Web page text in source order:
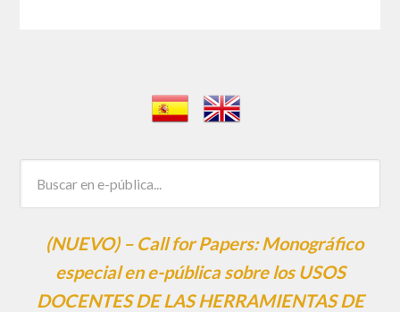
(NUEVO) – Call for Papers: Monográfico
especial en e-pública sobre los USOS
DOCENTES DE LAS HERRAMIENTAS DE